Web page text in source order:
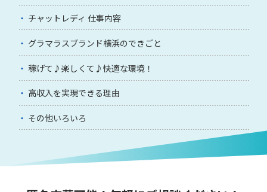
チャットレディ 仕事内容
グラマラスブランド横浜のできごと
稼げて♪楽しくて♪快適な環境！
高収入を実現できる理由
その他いろいろ